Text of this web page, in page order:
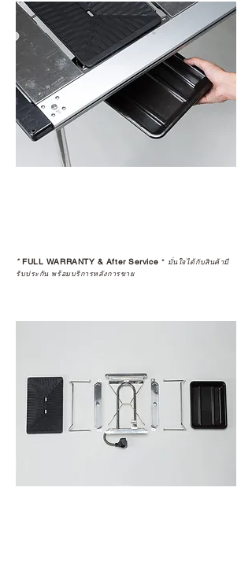
*FULL WARRANTY & After Service * มั่นใจได้กับสินค้ามี
รับประกัน พร้อมบริการหลังการขาย